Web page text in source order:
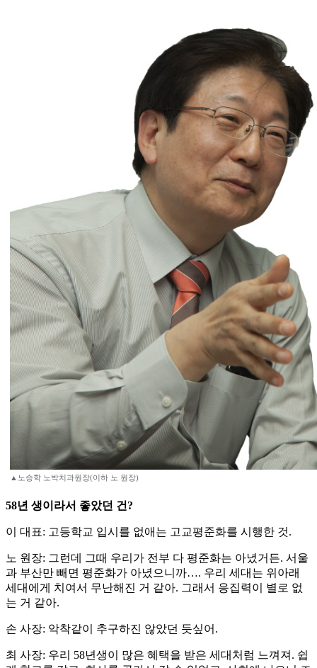
▲노승학 노박치과원장(이하 노 원장)
58년 생이라서 좋았던 건?
이 대표: 고등학교 입시를 없애는 고교평준화를 시행한 것.
노 원장: 그런데 그때 우리가 전부 다 평준화는 아녔거든. 서울
과 부산만 빼면 평준화가 아녔으니까…. 우리 세대는 위아래
세대에게 치여서 무난해진 거 같아. 그래서 응집력이 별로 없
는 거 같아.
손 사장: 악착같이 추구하진 않았던 듯싶어.
최 사장: 우리 58년생이 많은 혜택을 받은 세대처럼 느껴져. 쉽